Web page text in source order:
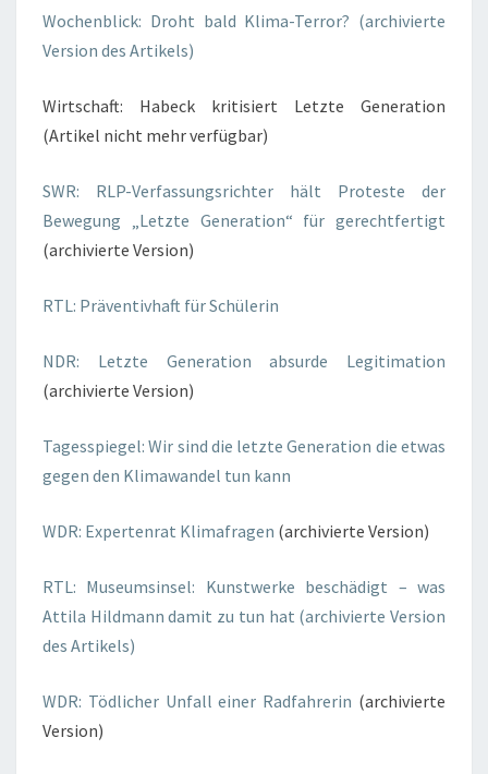
Wochenblick: Droht bald Klima-Terror? (archivierte
Version des Artikels)
Wirtschaft: Habeck kritisiert Letzte Generation
(Artikel nicht mehr verfügbar)
SWR: RLP-Verfassungsrichter hält Proteste der
Bewegung „Letzte Generation“ für gerechtfertigt
(archivierte Version)
RTL: Präventivhaft für Schülerin
NDR: Letzte Generation absurde Legitimation
(archivierte Version)
Tagesspiegel: Wir sind die letzte Generation die etwas
gegen den Klimawandel tun kann
WDR: Expertenrat Klimafragen (archivierte Version)
RTL: Museumsinsel: Kunstwerke beschädigt – was
Attila Hildmann damit zu tun hat (archivierte Version
des Artikels)
WDR: Tödlicher Unfall einer Radfahrerin (archivierte
Version)